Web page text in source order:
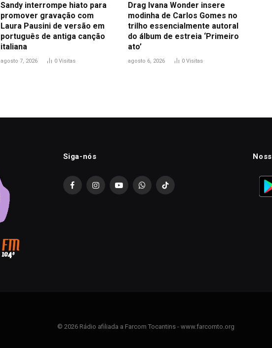
Sandy interrompe hiato para
promover gravação com
Laura Pausini de versão em
português de antiga canção
italiana
agosto 7, 2026 0 Visitas
Drag Ivana Wonder insere
modinha de Carlos Gomes no
trilho essencialmente autoral
do álbum de estreia ‘Primeiro
ato’
agosto 6, 2026 0 Visitas
Siga-nós
FacebookInstagramYouTubeWhatsAppTikTok
© 2026 Rádio afiliada a Farcom Tocantins - www.farcomto.org